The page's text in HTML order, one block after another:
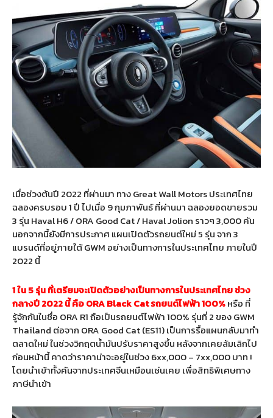
เมื่อช่วงต้นปี 2022 ที่ผ่านมา ทาง Great Wall Motors ประเทศไทย
ฉลองครบรอบ 1 ปี ไปเมื่อ 9 กุมภาพันธ์ ที่ผ่านมา ฉลองยอดขายรวม
3 รุ่น Haval H6 / ORA Good Cat / Haval Jolion ราวๆ 3,000 คัน
นอกจากนี้ยังมีการประกาศ แผนเปิดตัวรถยนต์ใหม่ 5 รุ่น จาก 3
แบรนด์ที่อยู่ภายใต้ GWM อย่างเป็นทางการในประเทศไทย ภายในปี
2022 นี้
1 ใน 5 รุ่น ที่เตรียมจะเปิดตัวอย่างเป็นทางการในประเทศไทย ช่วง
กลางปี 2022 นี้ คือ ORA Black Cat รถยนต์ไฟฟ้า 100%หรือ ที่
รู้จักกันในชื่อ ORA R1 ถือเป็นรถยนต์ไฟฟ้า 100% รุ่นที่ 2 ของ GWM
Thailand ต่อจาก ORA Good Cat (ES11) เป็นการรื้อแผนกลับมาทำ
ตลาดใหม่ ในช่วงวิกฤตน้ำมันปรับราคาสูงขึ้น หลังจากเคยล้มเลิกไป
ก่อนหน้านี้ คาดว่าราคาน่าจะอยู่ในช่วง 6xx,000 – 7xx,000 บาท !
โดยนำเข้าทั้งคันจากประเทศจีนเหมือนเช่นเคย เพื่อสิทธิพิเศษทาง
ภาษีนำเข้า